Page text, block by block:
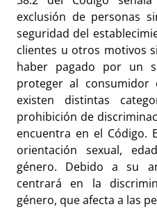
exclusión de personas
seguridad del
clientes u otros motivos
haber pagado por un
proteger al consumidor
existen distintas
prohibición de
encuentra en el Código.
orientación sexual,
género. Debido a su
centrará en la
género, que afecta a las